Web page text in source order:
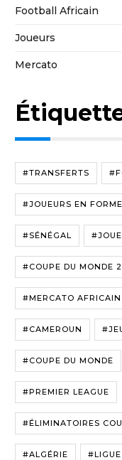
Football Africain
Joueurs
Mercato
#TRANSFERTS
#JOUEURS EN FORME
#SÉNÉGAL
#COUPE DU MONDE
#MERCATO AFRICAIN
#CAMEROUN
#COUPE DU MONDE
#PREMIER LEAGUE
#ÉLIMINATOIRES
#ALGÉRIE #LIGUE